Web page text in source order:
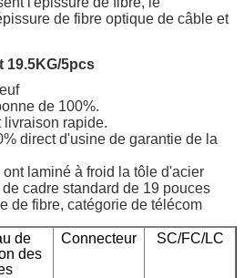
de fibre optique de câble et
19.5KG/5pcs
de 100%.
livraison rapide.
direct d'usine de garantie de la
laminé à froid la tôle d'acier
cadre standard de 19 pouces
de fibre, catégorie de télécom
de
des
Connecteur SC/FC/LC